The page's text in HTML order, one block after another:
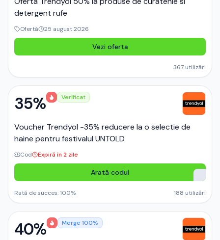
detergent rufe
Ofertă 25 august 2026
Vezi oferta
367 utilizări
35% Verificat
Voucher Trendyol -35% reducere la o selectie de
haine pentru festivalul UNTOLD
Cod Expiră în 2 zile
Arată codul
Rată de succes:100% 188 utilizări
40% Merge 100%